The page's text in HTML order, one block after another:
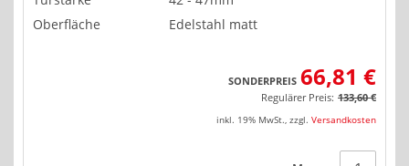
Oberfläche
Edelstahl matt
SONDERPREIS 66,81 €
Regulärer Preis: 133,60 €
inkl. 19% MwSt., zzgl. Versandkosten